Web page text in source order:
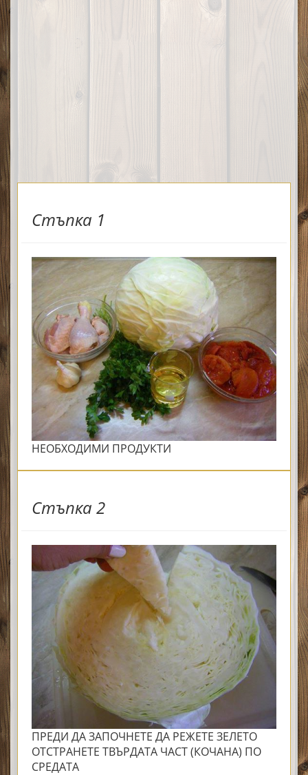
Стъпка 1
НЕОБХОДИМИ ПРОДУКТИ
Стъпка 2
ПРЕДИ ДА ЗАПОЧНЕТЕ ДА РЕЖЕТЕ ЗЕЛЕТО
ОТСТРАНЕТЕ ТВЪРДАТА ЧАСТ (КОЧАНА) ПО
СРЕДАТА